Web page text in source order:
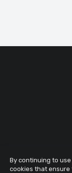
By continuing to
cookies that